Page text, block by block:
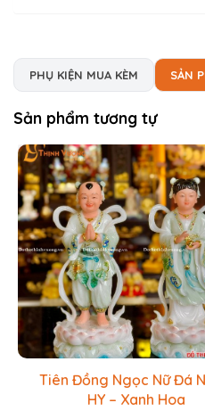
PHỤ KIỆN MUA KÈM SẢN
Sản phẩm tương tự
Tiên Đồng Ngọc Nữ Đá
HY – Xanh Hoa